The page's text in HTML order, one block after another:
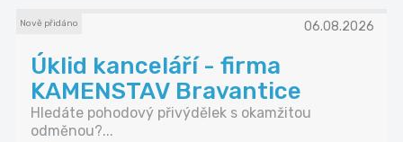
Nově přidáno 06.08.2026
Úklid kanceláří - firma
KAMENSTAV Bravantice
Hledáte pohodový přivýdělek s okamžitou
odměnou?...